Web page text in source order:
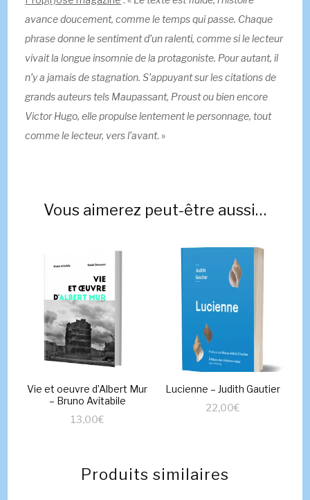
avance doucement, comme le temps qui passe. Chaque
phrase donne le sentiment d’un ralenti, comme si le lecteur
vivait la longue insomnie de la protagoniste. Pour autant, il
n’y a jamais de stagnation. S’appuyant sur les citations de
grands auteurs tels Maupassant, Proust ou bien encore
Victor Hugo, elle propulse lentement le personnage, tout
comme le lecteur, vers l’avant. »
Vous aimerez peut-être aussi…
Vie et oeuvre d’Albert Mur
– Bruno Avitabile
13,00€
Lucienne – Judith Gautier
22,00€
Produits similaires